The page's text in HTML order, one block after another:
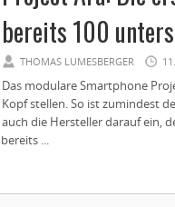
bereits 100
THOMAS LUMESBERGER
Das modulare Smartphone
Kopf stellen. So ist zumindest
auch die Hersteller darauf ein,
bereits ...